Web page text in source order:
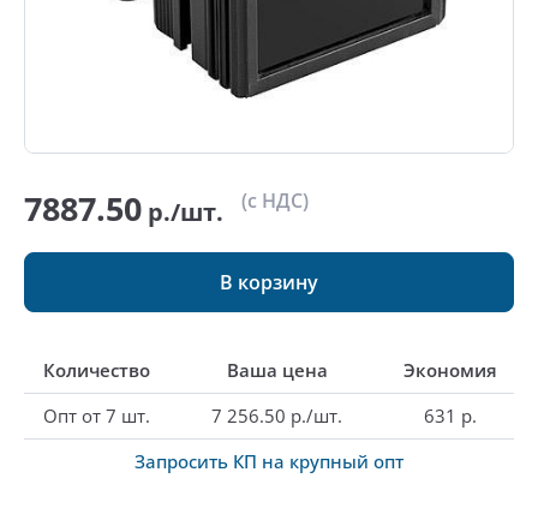
7887.50 р./шт. (с НДС)
В корзину
Количество Ваша цена
Экономия
Опт от 7 шт.
7 256.50 р./шт.
631 р.
Запросить КП на крупный опт